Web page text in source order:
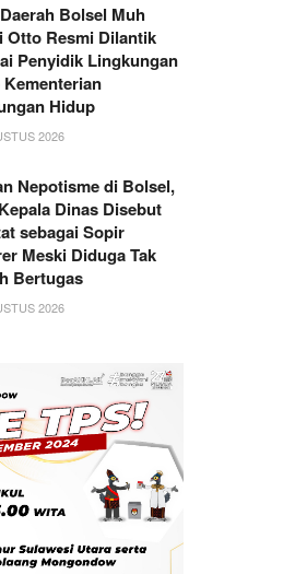
Bolsel Muh
Otto Resmi Dilantik
Penyidik Lingkungan
Hidup
2026
Nepotisme di Bolsel,
Dinas Disebut
sebagai Sopir
Meski Diduga Tak
Bertugas
2026